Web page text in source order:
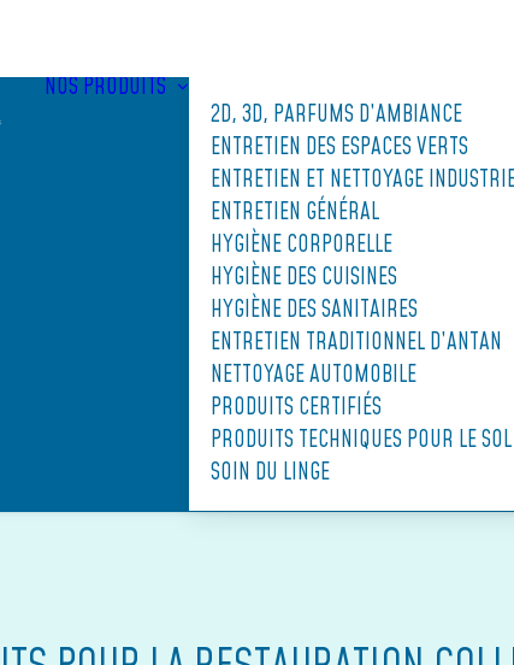
NOS PRODUITS
2D, 3D, PARFUMS D’AMBIANCE
ENTRETIEN DES ESPACES VERTS
ENTRETIEN ET NETTOYAGE
ENTRETIEN GÉNÉRAL
HYGIÈNE CORPORELLE
HYGIÈNE DES CUISINES
HYGIÈNE DES SANITAIRES
ENTRETIEN TRADITIONNEL D’ANTAN
NETTOYAGE AUTOMOBILE
PRODUITS CERTIFIÉS
PRODUITS TECHNIQUES POUR LE SOL
SOIN DU LINGE